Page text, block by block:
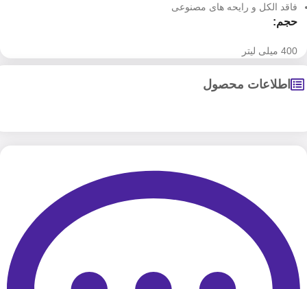
فاقد الکل و رایحه های مصنوعی
حجم:
400 میلی لیتر
اطلاعات محصول